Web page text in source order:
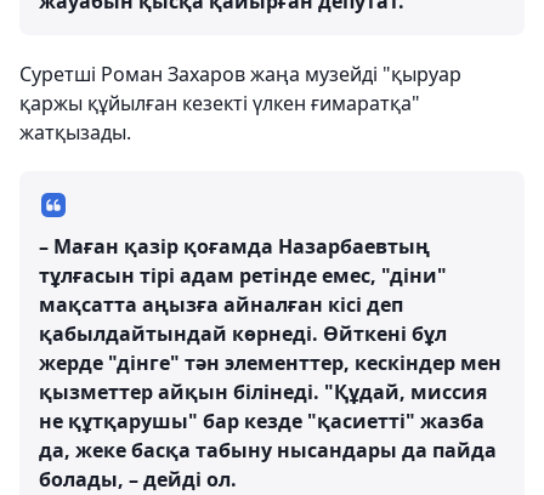
Суретші Роман Захаров жаңа музейді "қыруар
қаржы құйылған кезекті үлкен ғимаратқа"
жатқызады.
– Маған қазір қоғамда Назарбаевтың
тұлғасын тірі адам ретінде емес, "діни"
мақсатта аңызға айналған кісі деп
қабылдайтындай көрнеді. Өйткені бұл
жерде "дінге" тән элементтер, кескіндер мен
қызметтер айқын білінеді. "Құдай, миссия
не құтқарушы" бар кезде "қасиетті" жазба
да, жеке басқа табыну нысандары да пайда
болады, – дейді ол.